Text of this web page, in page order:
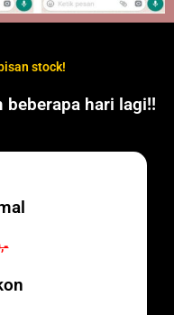
stock!
beberapa hari lagi!!